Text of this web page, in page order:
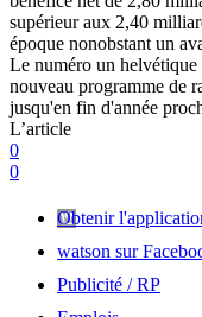
supérieur aux 2,40
époque nonobstant un
Le numéro un helvétique
nouveau programme de
jusqu'en fin d'année
L’article
0
0
Obtenir
watson sur
Publicité / RP